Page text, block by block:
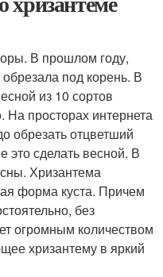
В прошлом году,
под корень. В
из 10 сортов
На просторах интернета
обрезать отцветший
это сделать весной. В
Хризантема
форма куста. Причем
без
огромным количеством
хризантему в яркий